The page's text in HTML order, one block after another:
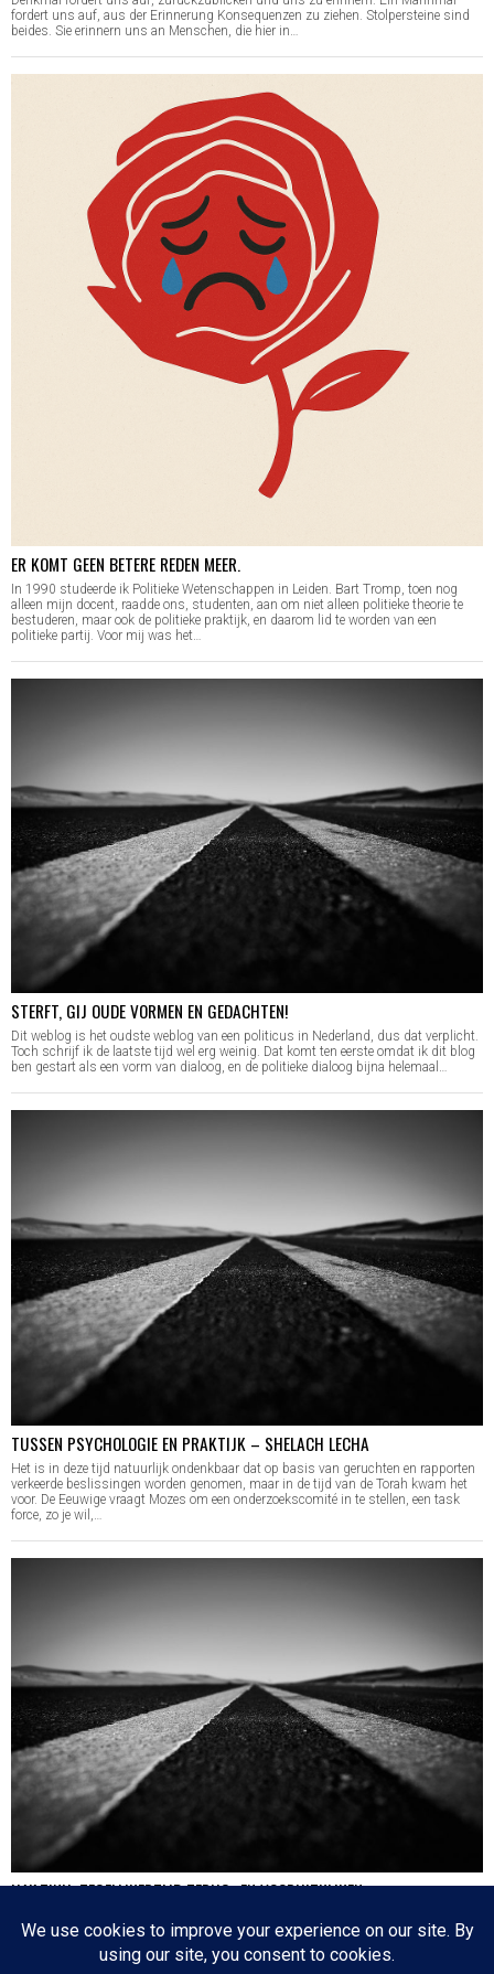
fordert uns auf, aus der Erinnerung Konsequenzen zu ziehen. Stolpersteine sind
beides. Sie erinnern uns an Menschen, die hier in…
ER KOMT GEEN BETERE REDEN MEER.
In 1990 studeerde ik Politieke Wetenschappen in Leiden. Bart Tromp, toen nog
alleen mijn docent, raadde ons, studenten, aan om niet alleen politieke theorie te
bestuderen, maar ook de politieke praktijk, en daarom lid te worden van een
politieke partij. Voor mij was het…
STERFT, GIJ OUDE VORMEN EN GEDACHTEN!
Dit weblog is het oudste weblog van een politicus in Nederland, dus dat verplicht.
Toch schrijf ik de laatste tijd wel erg weinig. Dat komt ten eerste omdat ik dit blog
ben gestart als een vorm van dialoog, en de politieke dialoog bijna helemaal…
TUSSEN PSYCHOLOGIE EN PRAKTIJK – SHELACH LECHA
Het is in deze tijd natuurlijk ondenkbaar dat op basis van geruchten en rapporten
verkeerde beslissingen worden genomen, maar in de tijd van de Torah kwam het
voor. De Eeuwige vraagt Mozes om een onderzoekscomité in te stellen, een task
force, zo je wil,…
HA’AZINU: TEGELIJKERTIJD TERUG- EN VOORUITKIJKEN
oktober 2020 begonnen: de eerste parasja van het jaar. Het zijn dagen die
tegenstrijdige emoties oproepen: aan de ene kant lezen we over de laatste dagen